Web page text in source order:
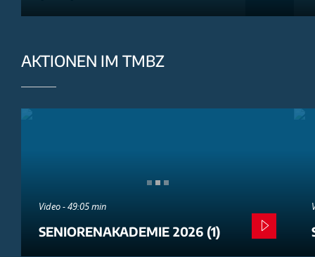
AKTIONEN IM TMBZ
Video - 49:05 min
SENIORENAKADEMIE 2026 (1)